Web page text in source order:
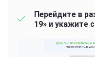
Перейдите в
19» и укажите